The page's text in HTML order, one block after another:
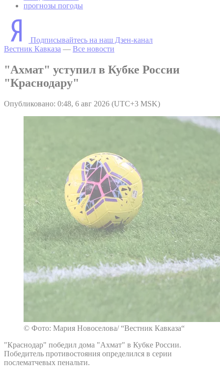
прогнозы погоды
Подписывайтесь на наш Дзен-канал
Вестник Кавказа — Все новости
"Ахмат" уступил в Кубке России
"Краснодару"
Опубликовано: 0:48, 6 авг 2026 (UTC+3 MSK)
© Фото: Мария Новоселова/ “Вестник Кавказа“
"Краснодар" победил дома "Ахмат" в Кубке России.
Победитель противостояния определился в серии
послематчевых пенальти.